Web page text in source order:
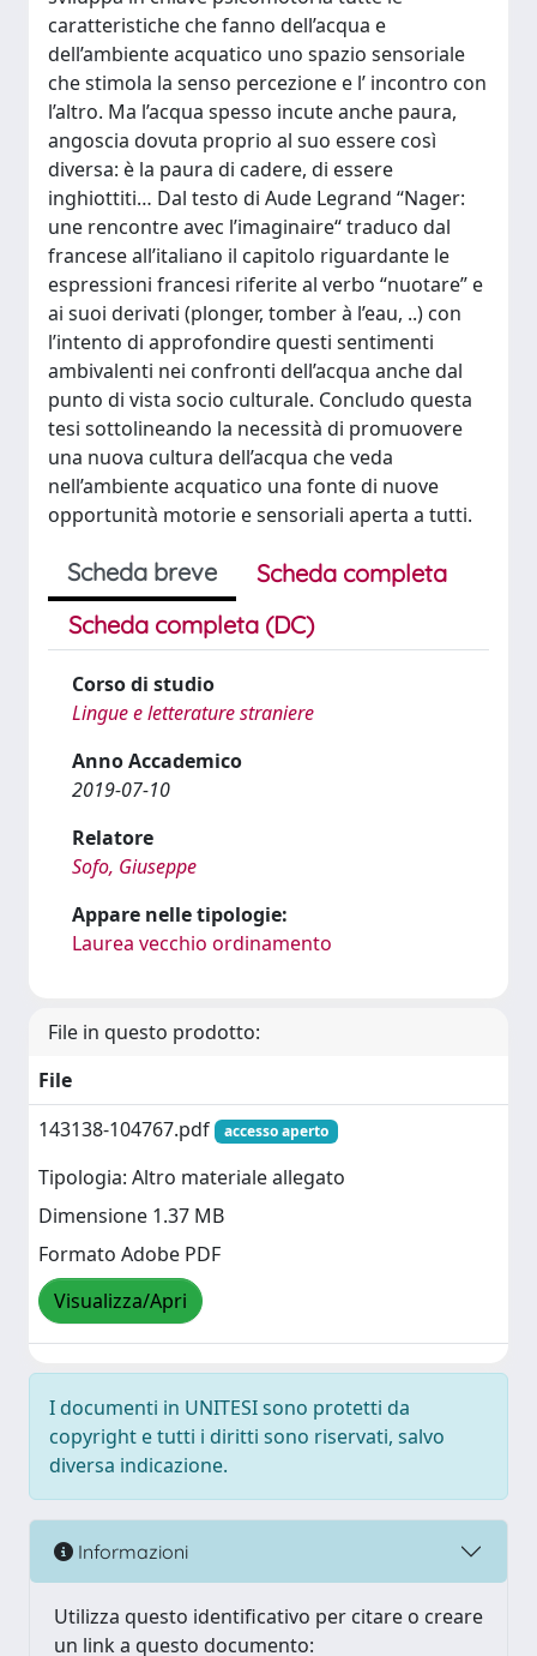
caratteristiche che fanno dell’acqua e
dell’ambiente acquatico uno spazio sensoriale
che stimola la senso percezione e l’ incontro con
l’altro. Ma l’acqua spesso incute anche paura,
angoscia dovuta proprio al suo essere così
diversa: è la paura di cadere, di essere
inghiottiti… Dal testo di Aude Legrand “Nager:
une rencontre avec l’imaginaire“ traduco dal
francese all’italiano il capitolo riguardante le
espressioni francesi riferite al verbo “nuotare” e
ai suoi derivati (plonger, tomber à l’eau, ..) con
l’intento di approfondire questi sentimenti
ambivalenti nei confronti dell’acqua anche dal
punto di vista socio culturale. Concludo questa
tesi sottolineando la necessità di promuovere
una nuova cultura dell’acqua che veda
nell’ambiente acquatico una fonte di nuove
opportunità motorie e sensoriali aperta a tutti.
Scheda breve
Scheda completa
Scheda completa (DC)
Corso di studio
Lingue e letterature straniere
Anno Accademico
2019-07-10
Relatore
Sofo, Giuseppe
Appare nelle tipologie:
Laurea vecchio ordinamento
File in questo prodotto:
File
143138-104767.pdf
accesso aperto
Tipologia: Altro materiale allegato
Dimensione 1.37 MB
Formato Adobe PDF
Visualizza/Apri
I documenti in UNITESI sono protetti da
copyright e tutti i diritti sono riservati, salvo
diversa indicazione.
Informazioni
Utilizza questo identificativo per citare o creare
un link a questo documento: